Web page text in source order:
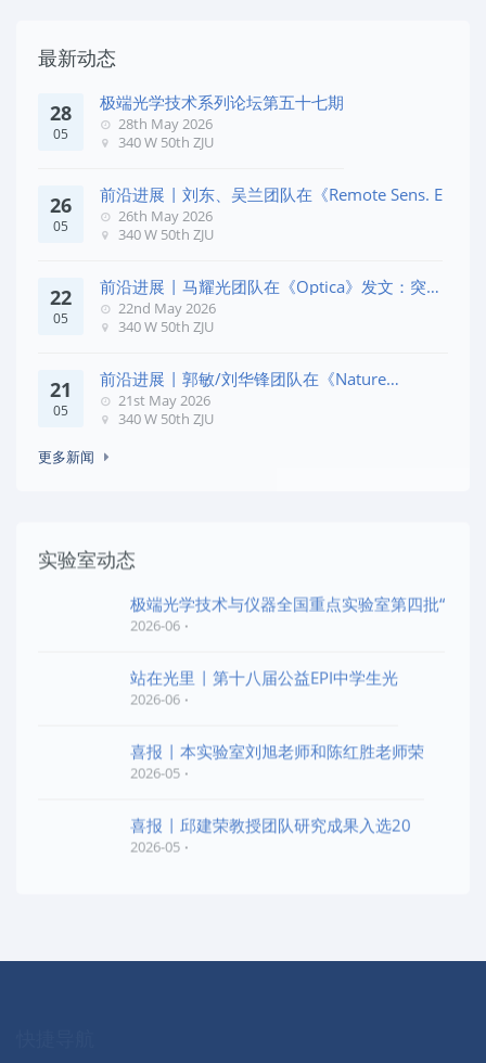
最新动态
28
05
极端光学技术系列论坛第五十七期
28th May 2026
340 W 50th ZJU
26
05
前沿进展 | 刘东、吴兰团队在《Remote Sens. E
26th May 2026
340 W 50th ZJU
22
05
前沿进展 | 马耀光团队在《Optica》发文：突破
几何相位
22nd May 2026
340 W 50th ZJU
21
05
前沿进展 | 郭敏/刘华锋团队在《Nature
Commun
21st May 2026
340 W 50th ZJU
更多新闻
实验室动态
极端光学技术与仪器全国重点实验室第四批“
2026-06
站在光里 | 第十八届公益EPI中学生光
2026-06
喜报 | 本实验室刘旭老师和陈红胜老师荣
2026-05
喜报 | 邱建荣教授团队研究成果入选20
2026-05